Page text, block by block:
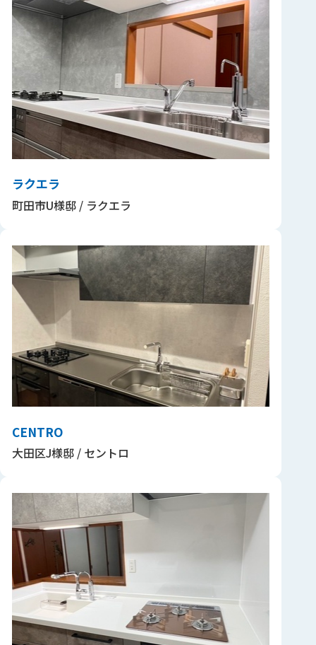
ラクエラ
町田市U様邸 / ラクエラ
CENTRO
大田区J様邸 / セントロ